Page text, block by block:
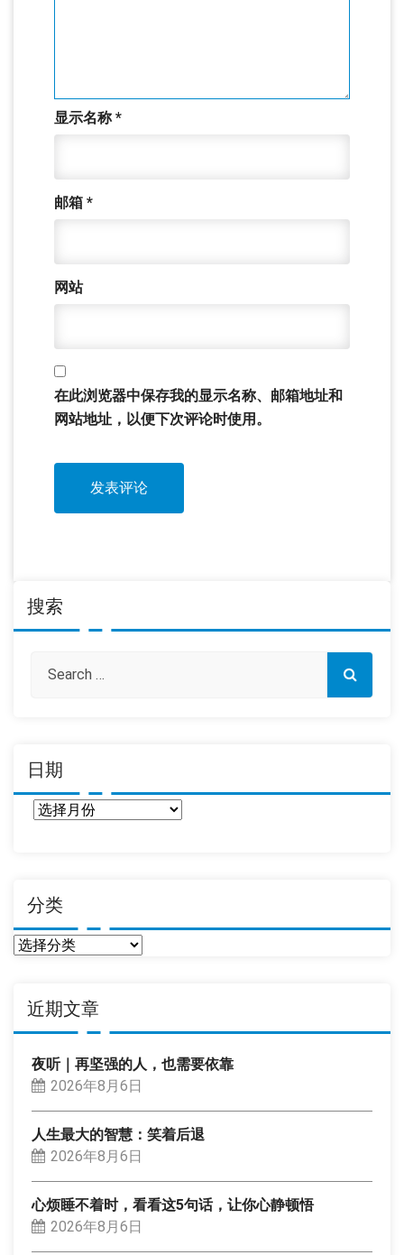
显示名称*
邮箱 *
网站
在此浏览器中保存我的显示名称、邮箱地址和
网站地址，以便下次评论时使用。
搜索
日期
分类
分
近期文章
夜听｜再坚强的人，也需要依靠
2026年8月6日
人生最大的智慧：笑着后退
2026年8月6日
心烦睡不着时，看看这5句话，让你心静顿悟
2026年8月6日